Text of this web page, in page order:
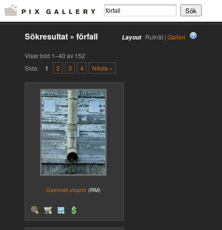
Layout Rutnät | Galleri
Sökresultat » förfall
Visar bild 1–40 av 152
Sida:
1 2 3 4 Nästa »
Gammalt stuprör (RM)